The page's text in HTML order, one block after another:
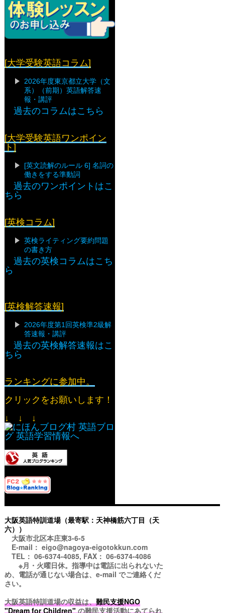
[大学受験英語コラム]
2026年度東京都立大学（文
系）（前期）英語解答速
報・講評
過去のコラムはこちら
[大学受験英語ワンポイン
ト]
[英文読解のルール 6] 名詞の
働きをする準動詞
過去のワンポイントはこ
ちら
[英検コラム]
英検ライティング要約問題
の書き方
過去の英検コラムはこち
ら
[英検解答速報]
2026年度第1回英検準2級解
答速報・講評
過去の英検解答速報はこ
ちら
ランキングに参加中。
クリックをお願いします！
↓ ↓ ↓
大阪英語特訓道場（最寄駅：天神橋筋六丁目（天
六））
大阪市北区本庄東3-6-5
E-mail： eigo@nagoya-eigotokkun.com
TEL： 06-6374-4085, FAX： 06-6374-4086
※月・火曜日休。指導中は電話に出られないた
め、電話が通じない場合は、e-mail でご連絡くだ
さい。
大阪英語特訓道場の収益は、難民支援NGO
"Dream for Children"の難民支援活動にあてられ